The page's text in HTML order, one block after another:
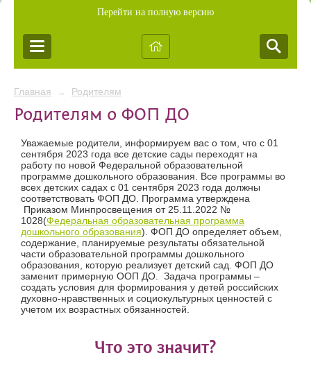
Перейти на полную версию
Главная → Родителям
Родителям о ФОП ДО
Уважаемые родители, информируем вас о том, что с 01
сентября 2023 года все детские сады переходят на
работу по новой Федеральной образовательной
программе дошкольного образования. Все программы во
всех детских садах с 01 сентября 2023 года должны
соответствовать ФОП ДО. Программа утверждена
Приказом Минпросвещения от 25.11.2022 №
1028(Федеральная образовательная программа
дошкольного образования). ФОП ДО определяет объем,
содержание, планируемые результаты обязательной
части образовательной программы дошкольного
образования, которую реализует детский сад. ФОП ДО
заменит примерную ООП ДО. Задача программы –
создать условия для формирования у детей российских
духовно-нравственных и социокультурных ценностей с
учетом их возрастных обязанностей.
Что это значит?